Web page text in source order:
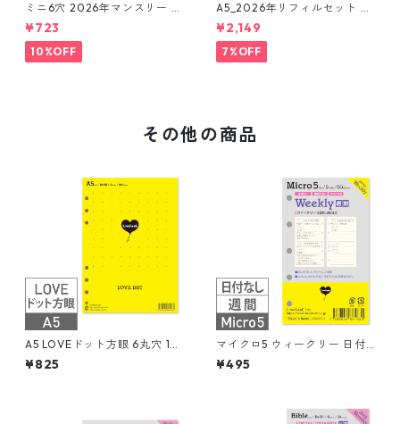
ミニ6穴 2026年マンスリー 月
間ブロック+LOVEドット罫 シ
ステム手帳リフィル
¥723
10%OFF
A5_2026年リフィルセット シ
ステム手帳 ★送料無料★
¥2,149
7%OFF
その他の商品
A5 LOVEドット方眼 6丸穴 10
0枚 システム手帳リフィル
¥825
マイクロ5 ウィークリー 日付
なし 見開き4日間 ブロック式
システム手帳リフィル
¥495